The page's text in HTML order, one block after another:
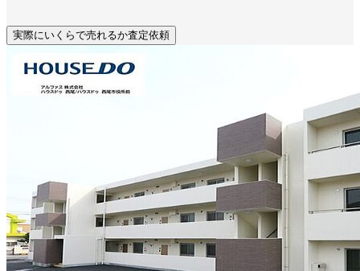
実際にいくらで売れるか査定依頼